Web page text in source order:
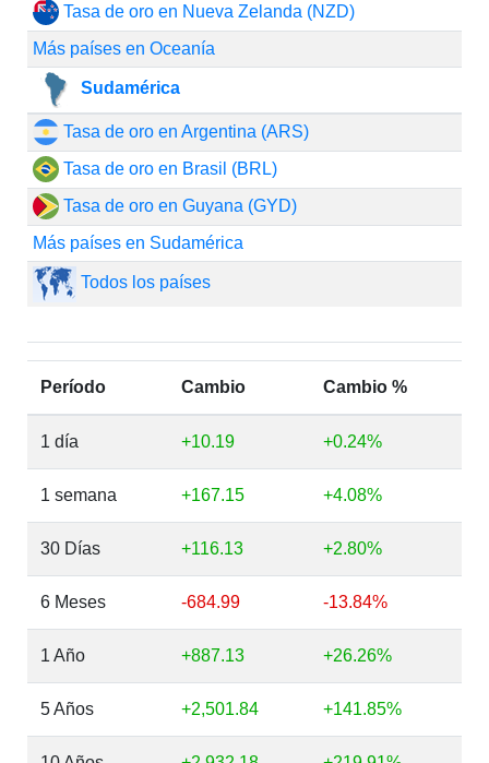
Tasa de oro en Nueva Zelanda (NZD)
Más países en Oceanía
Sudamérica
Tasa de oro en Argentina (ARS)
Tasa de oro en Brasil (BRL)
Tasa de oro en Guyana (GYD)
Más países en Sudamérica
Todos los países
Período Cambio Cambio %
1 día +10.19 +0.24%
1 semana +167.15 +4.08%
30 Días +116.13 +2.80%
6 Meses -684.99 -13.84%
1 Año +887.13 +26.26%
5 Años +2,501.84 +141.85%